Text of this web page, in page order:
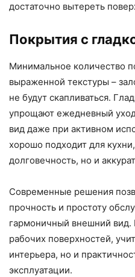
достаточно вытереть
Покрытия с
Минимальное количество
выраженной текстуры –
не будут скапливаться.
упрощают ежедневный
вид даже при активном
хорошо подходит для
долговечность, но и
Современные решения
прочность и простоту
гармоничный внешний
рабочих поверхностей,
интерьера, но и
эксплуатации.